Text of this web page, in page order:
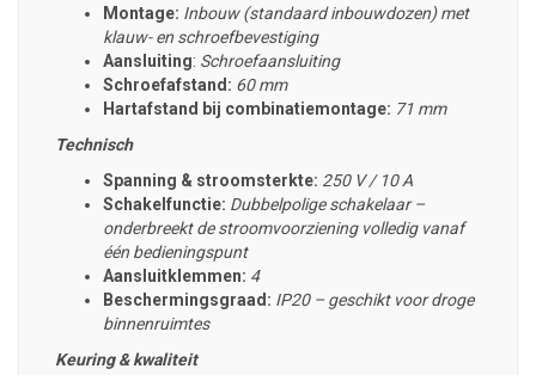
Montage: Inbouw (standaard inbouwdozen) met
klauw- en schroefbevestiging
Aansluiting: Schroefaansluiting
Schroefafstand: 60 mm
Hartafstand bij combinatiemontage: 71 mm
Technisch
Spanning & stroomsterkte: 250 V / 10 A
Schakelfunctie: Dubbelpolige schakelaar –
onderbreekt de stroomvoorziening volledig vanaf
één bedieningspunt
Aansluitklemmen: 4
Beschermingsgraad: IP20 – geschikt voor droge
binnenruimtes
Keuring & kwaliteit